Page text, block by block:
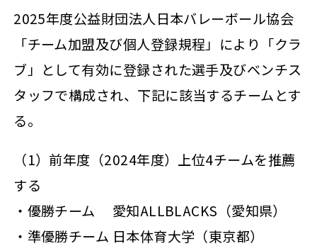
2025年度公益財団法人日本バレーボール協会
「チーム加盟及び個人登録規程」により「クラ
ブ」として有効に登録された選手及びベンチス
タッフで構成され、下記に該当するチームとす
る。
（1）前年度（2024年度）上位4チームを推薦
する
・優勝チーム 愛知ALLBLACKS（愛知県）
・準優勝チーム 日本体育大学（東京都）